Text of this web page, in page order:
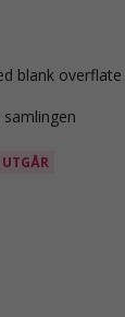
blank
samlingen
UTGÅR